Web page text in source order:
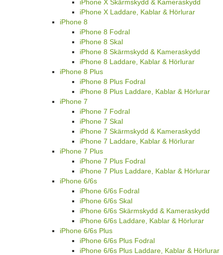
iPhone X Skärmskydd & Kameraskydd
iPhone X Laddare, Kablar & Hörlurar
iPhone 8
iPhone 8 Fodral
iPhone 8 Skal
iPhone 8 Skärmskydd & Kameraskydd
iPhone 8 Laddare, Kablar & Hörlurar
iPhone 8 Plus
iPhone 8 Plus Fodral
iPhone 8 Plus Laddare, Kablar & Hörlurar
iPhone 7
iPhone 7 Fodral
iPhone 7 Skal
iPhone 7 Skärmskydd & Kameraskydd
iPhone 7 Laddare, Kablar & Hörlurar
iPhone 7 Plus
iPhone 7 Plus Fodral
iPhone 7 Plus Laddare, Kablar & Hörlurar
iPhone 6/6s
iPhone 6/6s Fodral
iPhone 6/6s Skal
iPhone 6/6s Skärmskydd & Kameraskydd
iPhone 6/6s Laddare, Kablar & Hörlurar
iPhone 6/6s Plus
iPhone 6/6s Plus Fodral
iPhone 6/6s Plus Laddare, Kablar & Hörlurar